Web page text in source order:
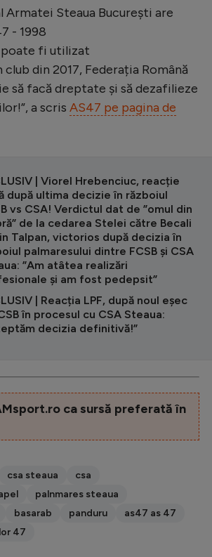
Armatei Steaua București are
- 1998
poate fi utilizat
club din 2017, Federația Română
să facă dreptate și să dezafilieze
a scris AS47 pe pagina de
| Viorel Hrebenciuc, reacție
după ultima decizie în războiul
vs CSA! Verdictul dat de ”omul din
de la cedarea Stelei către Becali
Talpan, victorios după decizia în
palmaresului dintre FCSB și CSA
”Am atâtea realizări
și am fost pedepsit”
| Reacția LPF, după noul eșec
în procesul cu CSA Steaua:
decizia definitivă!”
ca sursă preferată în
csa steaua
csa
palnmares steaua
basarab panduru
as47 as 47
47